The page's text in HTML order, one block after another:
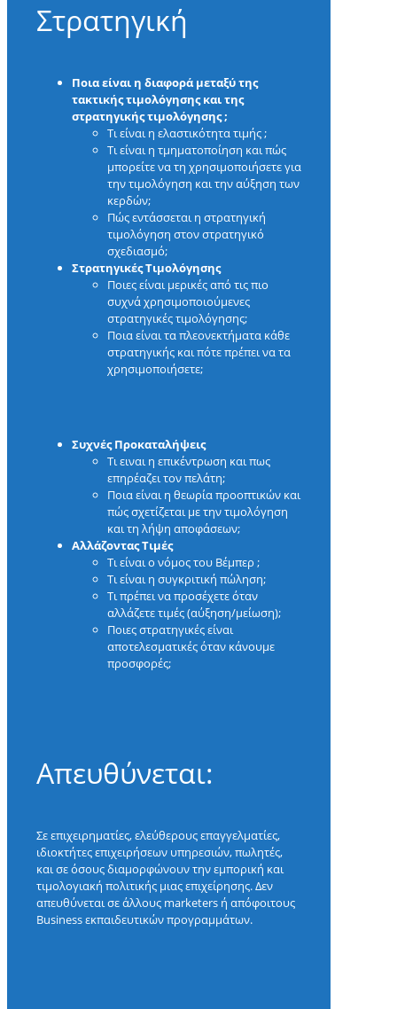
Στρατηγική
Ποια είναι η διαφορά μεταξύ της
τακτικής τιμολόγησης και της
στρατηγικής τιμολόγησης ;
Τι είναι η ελαστικότητα τιμής ;
Τι είναι η τμηματοποίηση και πώς
μπορείτε να τη χρησιμοποιήσετε για
την τιμολόγηση και την αύξηση των
κερδών;
Πώς εντάσσεται η στρατηγική
τιμολόγηση στον στρατηγικό
σχεδιασμό;
Στρατηγικές Τιμολόγησης
Ποιες είναι μερικές από τις πιο
συχνά χρησιμοποιούμενες
στρατηγικές τιμολόγησης;
Ποια είναι τα πλεονεκτήματα κάθε
στρατηγικής και πότε πρέπει να τα
χρησιμοποιήσετε;
Συχνές Προκαταλήψεις
Τι ειναι η επικέντρωση και πως
επηρέαζει τον πελάτη;
Ποια είναι η θεωρία προοπτικών και
πώς σχετίζεται με την τιμολόγηση
και τη λήψη αποφάσεων;
Αλλάζοντας Τιμές
Τι είναι ο νόμος του Βέμπερ ;
Τι είναι η συγκριτική πώληση;
Τι πρέπει να προσέχετε όταν
αλλάζετε τιμές (αύξηση/μείωση);
Ποιες στρατηγικές είναι
αποτελεσματικές όταν κάνουμε
προσφορές;
Απευθύνεται:
Σε επιχειρηματίες, ελεύθερους επαγγελματίες,
ιδιοκτήτες επιχειρήσεων υπηρεσιών, πωλητές,
και σε όσους διαμορφώνουν την εμπορική και
τιμολογιακή πολιτικής μιας επιχείρησης. Δεν
απευθύνεται σε άλλους marketers ή απόφοιτους
Business εκπαιδευτικών προγραμμάτων.